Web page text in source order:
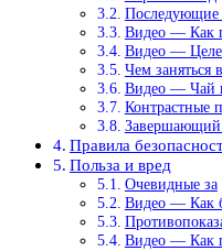
Последующие
Видео — Как
Видео —
Чем заняться
Видео — Чай
Контрастные
Завершающий
Правила
Польза и вред
Очевидные за
Видео — Как
Видео — Как